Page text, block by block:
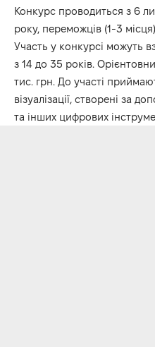
Конкурс проводиться з 6
року, переможців (1-3
Участь у конкурсі можуть
з 14 до 35 років.
тис. грн. До участі
візуалізації, створені за
та інших цифрових